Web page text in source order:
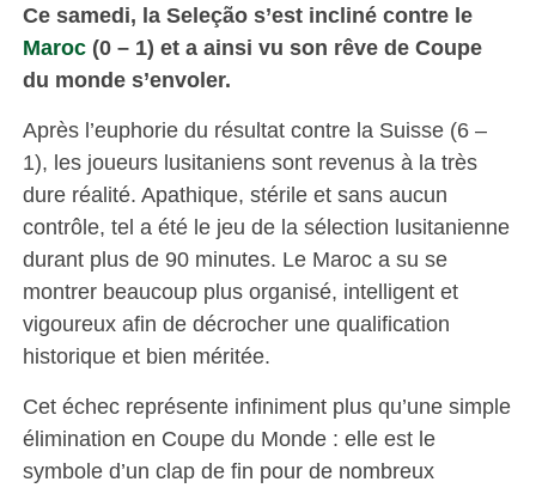
Ce samedi, la Seleção s’est incliné contre le
Maroc (0 – 1) et a ainsi vu son rêve de Coupe
du monde s’envoler.
Après l’euphorie du résultat contre la Suisse (6 –
1), les joueurs lusitaniens sont revenus à la très
dure réalité. Apathique, stérile et sans aucun
contrôle, tel a été le jeu de la sélection lusitanienne
durant plus de 90 minutes. Le Maroc a su se
montrer beaucoup plus organisé, intelligent et
vigoureux afin de décrocher une qualification
historique et bien méritée.
Cet échec représente infiniment plus qu’une simple
élimination en Coupe du Monde : elle est le
symbole d’un clap de fin pour de nombreux